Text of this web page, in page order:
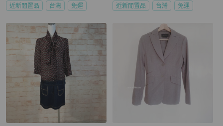
近新閒置品 台灣 免運 近新閒置品 台灣 免運